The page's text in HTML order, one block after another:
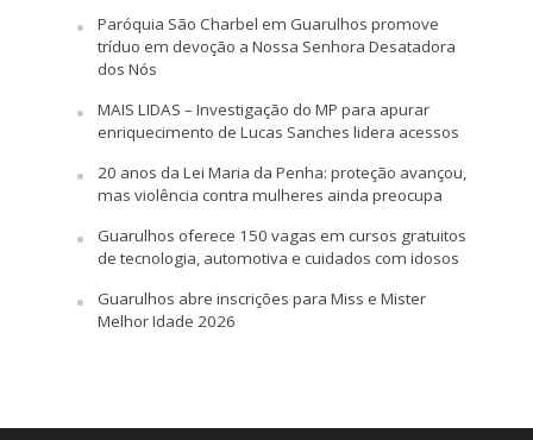
Paróquia São Charbel em Guarulhos promove
tríduo em devoção a Nossa Senhora Desatadora
dos Nós
MAIS LIDAS – Investigação do MP para apurar
enriquecimento de Lucas Sanches lidera acessos
20 anos da Lei Maria da Penha: proteção avançou,
mas violência contra mulheres ainda preocupa
Guarulhos oferece 150 vagas em cursos gratuitos
de tecnologia, automotiva e cuidados com idosos
Guarulhos abre inscrições para Miss e Mister
Melhor Idade 2026